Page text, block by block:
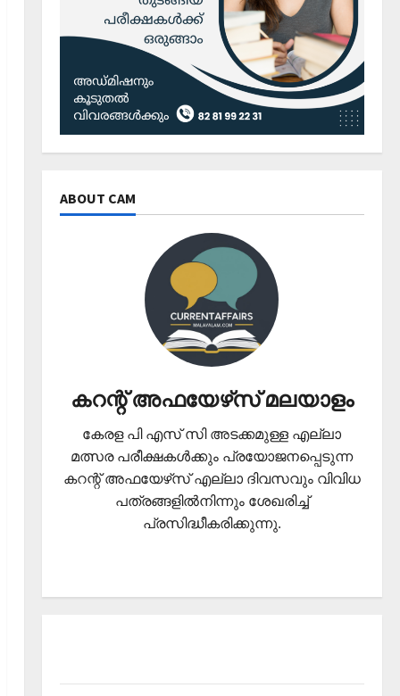
ABOUT CAM
കറന്റ് അഫയേഴ്‌സ് മലയാളം
കേരള പി എസ് സി അടക്കമുള്ള എല്ലാ
മത്സര പരീക്ഷകള്‍ക്കും പ്രയോജനപ്പെടുന്ന
കറന്റ് അഫയേഴ്‌സ് എല്ലാ ദിവസവും വിവിധ
പത്രങ്ങളില്‍നിന്നും ശേഖരിച്ച്
പ്രസിദ്ധീകരിക്കുന്നു.